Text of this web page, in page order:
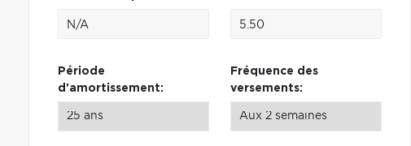
Période
d'amortissement:
Fréquence des
versements: